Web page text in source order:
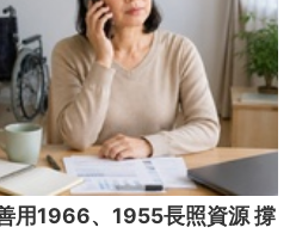
用1966、1955長照資源 撐